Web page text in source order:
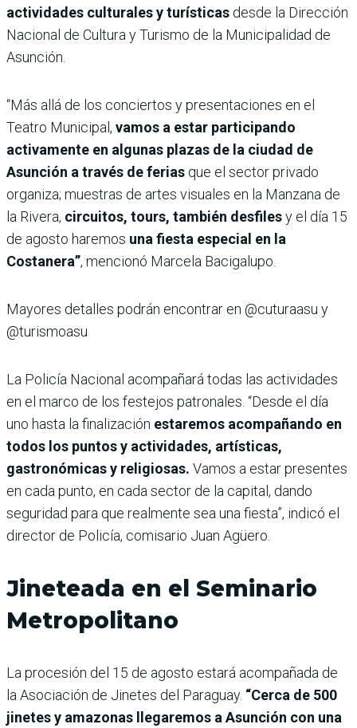
actividades culturales y turísticas desde la Dirección
Nacional de Cultura y Turismo de la Municipalidad de
Asunción.
“Más allá de los conciertos y presentaciones en el
Teatro Municipal, vamos a estar participando
activamente en algunas plazas de la ciudad de
Asunción a través de ferias que el sector privado
organiza; muestras de artes visuales en la Manzana de
la Rivera, circuitos, tours, también desfilesy el día 15
de agosto haremos una fiesta especial en la
Costanera”, mencionó Marcela Bacigalupo.
Mayores detalles podrán encontrar en @cuturaasu y
@turismoasu
La Policía Nacional acompañará todas las actividades
en el marco de los festejos patronales. “Desde el día
uno hasta la finalización estaremos acompañando en
todos los puntos y actividades, artísticas,
gastronómicas y religiosas. Vamos a estar presentes
en cada punto, en cada sector de la capital, dando
seguridad para que realmente sea una fiesta”, indicó el
director de Policía, comisario Juan Agüero.
Jineteada en el Seminario
Metropolitano
La procesión del 15 de agosto estará acompañada de
la Asociación de Jinetes del Paraguay. “Cerca de 500
jinetes y amazonas llegaremos a Asunción con una